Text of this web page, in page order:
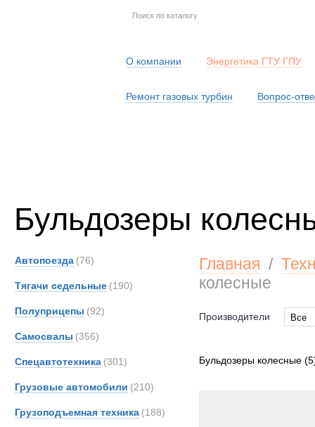
О компании Энергетика ГТУ ГПУ
Ремонт газовых турбин Вопрос-
Бульдозеры
Автопоезда (76)
Тягачи седельные (190)
Полуприцепы (92)
Самосвалы (356)
Спецавтотехника (301)
Грузовые автомобили (210)
Грузоподъемная техника (188)
Главная /
колесные
Производители
Все
Бульдозеры колесные